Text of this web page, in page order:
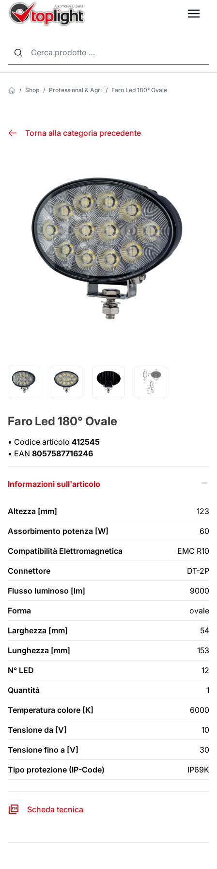
/ Shop / Professional & Agri / Faro Led 180° Ovale
Torna alla categoria precedente
Faro Led 180° Ovale
• Codice articolo 412545
• EAN 8057587716246
Informazioni sull'articolo
Altezza [mm] 123
Assorbimento potenza [W] 60
Compatibilità Elettromagnetica EMC R10
Connettore DT-2P
Flusso luminoso [lm] 9000
Forma ovale
Larghezza [mm] 54
Lunghezza [mm] 153
N° LED 12
Quantità 1
Temperatura colore [K] 6000
Tensione da [V] 10
Tensione fino a [V] 30
Tipo protezione (IP-Code) IP69K
Scheda tecnica